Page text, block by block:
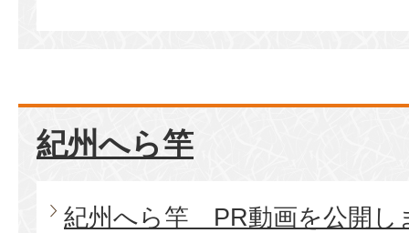
紀州へら竿
紀州へら竿 PR動画を公開し